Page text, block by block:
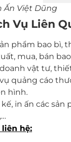
Ấn Việt Dũng
Vụ Liên
phẩm bao bì,
mua, bán
vật tư,
quảng cáo
hình.
in ấn các sản
hệ: